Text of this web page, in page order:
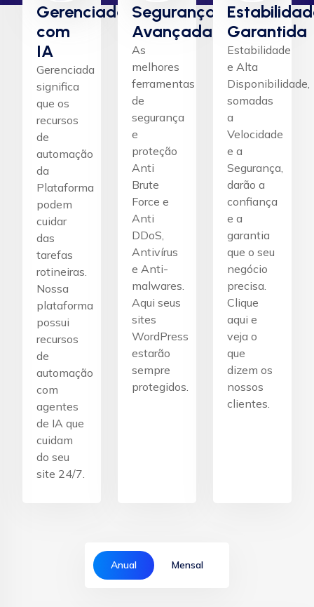
Gerenciada
com
IA
Gerenciada
significa
que os
recursos
de
automação
da
Plataforma
podem
cuidar
das
tarefas
rotineiras.
Nossa
plataforma
possui
recursos
de
automação
com
agentes
de IA que
cuidam
do seu
site 24/7.
Segurança
Avançada
As
melhores
ferramentas
de
segurança
e
proteção
Anti
Brute
Force e
Anti
DDoS,
Antivírus
e Anti-
malwares.
Aqui seus
sites
WordPress
estarão
sempre
protegidos.
Garantida
Estabilidade
e Alta
Disponibilidade,
somadas
a
Velocidade
e a
Segurança,
darão a
confiança
e a
garantia
que o seu
negócio
precisa.
Clique
aqui e
veja o
que
dizem os
nossos
clientes.
Anual Mensal